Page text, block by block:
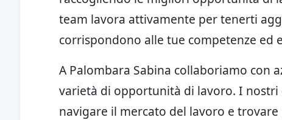
team lavora attivamente per tenerti
corrispondono alle tue competenze ed
A Palombara Sabina collaboriamo con
varietà di opportunità di lavoro. I
navigare il mercato del lavoro e